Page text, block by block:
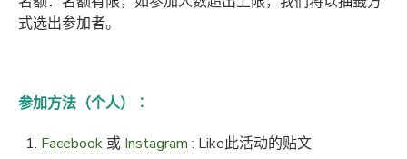
式选出参加者。
参加方法（个人）︰
Facebook 或 Instagram : Like此活动的贴文